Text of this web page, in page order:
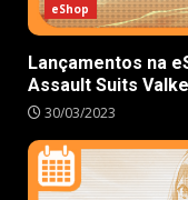
eShop
Lançamentos na
Assault Suits
30/03/2023